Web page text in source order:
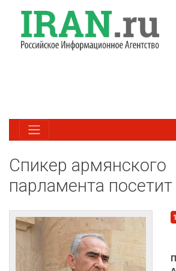
Спикер армянского
парламента посетит